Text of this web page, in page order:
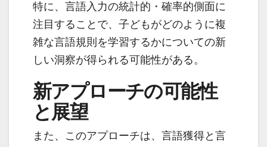
特に、言語入力の統計的・確率的側面に
注目することで、子どもがどのように複
雑な言語規則を学習するかについての新
しい洞察が得られる可能性がある。
新アプローチの可能性
と展望
また、このアプローチは、言語獲得と言